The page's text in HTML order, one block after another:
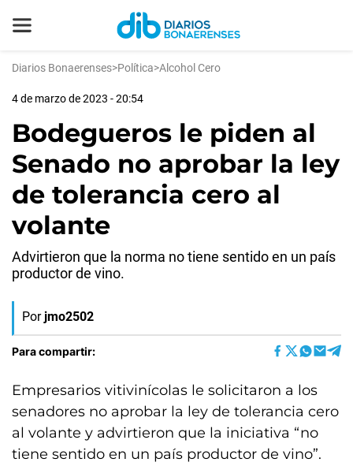
Diarios Bonaerenses>Política>Alcohol Cero
4 de marzo de 2023 - 20:54
Bodegueros le piden al
Senado no aprobar la ley
de tolerancia cero al
volante
Advirtieron que la norma no tiene sentido en un país
productor de vino.
Por jmo2502
Para compartir:
Empresarios vitivinícolas le solicitaron a los
senadores no aprobar la ley de tolerancia cero
al volante y advirtieron que la iniciativa “no
tiene sentido en un país productor de vino”.